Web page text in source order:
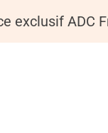
exclusif ADC